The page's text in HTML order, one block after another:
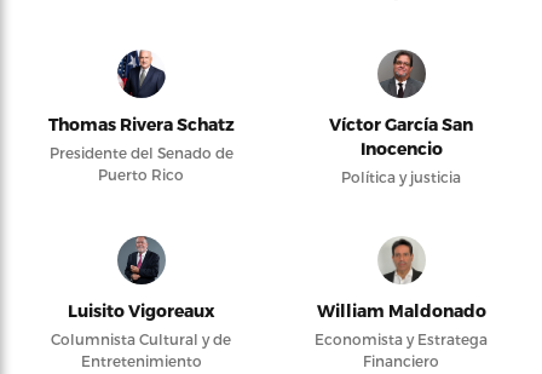
Thomas Rivera Schatz
Presidente del Senado de
Puerto Rico
Víctor García San
Inocencio
Política y justicia
Luisito Vigoreaux
Columnista Cultural y de
Entretenimiento
William Maldonado
Economista y Estratega
Financiero